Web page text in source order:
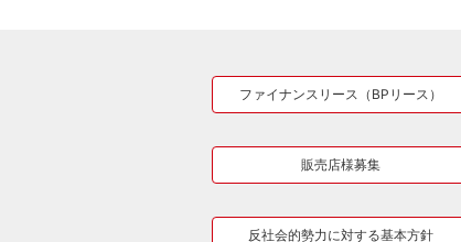
ファイナンスリース（BPリース）
販売店様募集
反社会的勢力に対する基本方針